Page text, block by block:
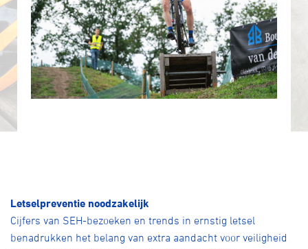
Letselpreventie noodzakelijk
Cijfers van SEH-bezoeken en trends in ernstig letsel
benadrukken het belang van extra aandacht voor veiligheid